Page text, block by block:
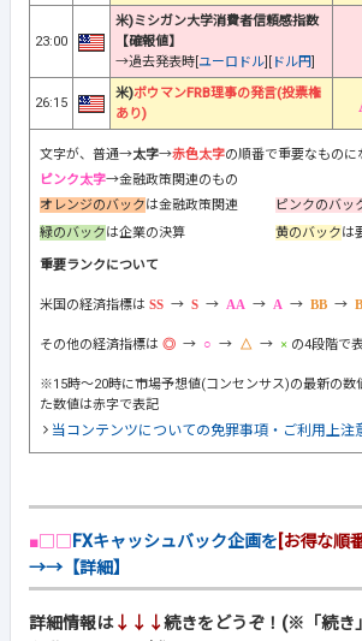
23:00
米)ミシガン大学消費者信頼感指数
【確報値】
→過去発表時[ ユーロドル ドル円
26:15
米)ボウマンFRB理事の発言(投票権
あり)
文字が、普通→太字→赤色太字の順番で重要なものに
ピンク太字→金融政策関連のもの
オレンジのバックは金融政策関連 ピンクのバッ
緑のバックは企業の決算 黄のバックは
重要ランクについて
米国の経済指標は → → → → →
その他の経済指標は → → → の4段階で
※15時～20時に市場予想値(コンセンサス)の最新の数
た数値は赤字で表記
当コンテンツについての免罪事項・ご利用上注
■□□ FXキャッシュバック企画を [お得な順
→→【詳細】
詳細情報は↓↓↓続きをどうぞ！(※「続き